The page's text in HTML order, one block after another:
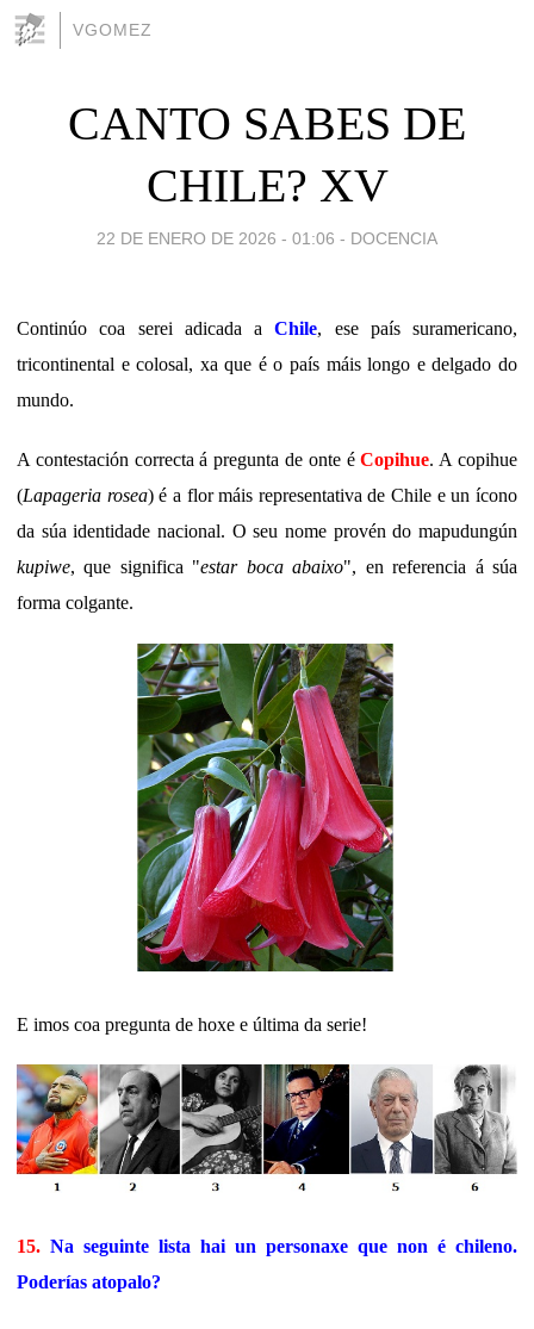
VGOMEZ
CANTO SABES DE
CHILE? XV
22 DE ENERO DE 2026 - 01:06 - DOCENCIA
Continúo coa serei adicada aChile, ese país suramericano,
tricontinental e colosal, xa que é o país máis longo e delgado do
mundo.
A contestación correcta á pregunta de onte éCopihue. A copihue
(Lapageria rosea) é a flor máis representativa de Chile e un ícono
da súa identidade nacional. O seu nome provén do mapudungún
kupiwe, que significa "estar boca abaixo", en referencia á súa
forma colgante.
E imos coa pregunta de hoxe e última da serie!
15. Na seguinte lista hai un personaxe que non é chileno.
Poderías atopalo?